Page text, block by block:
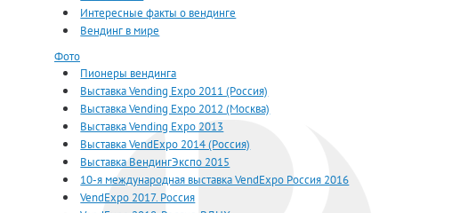
Интересные факты о вендинге
Вендинг в мире
Фото
Пионеры вендинга
Выставка Vending Expo 2011 (Россия)
Выставка Vending Expo 2012 (Москва)
Выставка Vending Expo 2013
Выставка VendExpo 2014 (Россия)
Выставка ВендингЭкспо 2015
10-я международная выставка VendExpo Россия 2016
VendExpo 2017. Россия